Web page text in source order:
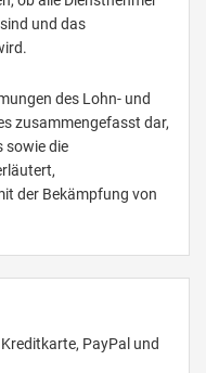
und das
des Lohn- und
zusammengefasst dar,
sowie die
der Bekämpfung von
PayPal und